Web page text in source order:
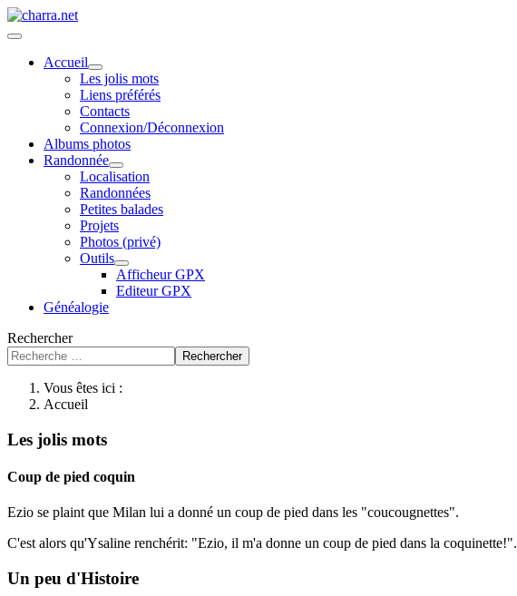
Accueil
Les jolis mots
Liens préférés
Contacts
Connexion/Déconnexion
Albums photos
Randonnée
Localisation
Randonnées
Petites balades
Projets
Photos (privé)
Outils
Afficheur GPX
Editeur GPX
Généalogie
Rechercher
Rechercher
Vous êtes ici :
Accueil
Les jolis mots
Coup de pied coquin
Ezio se plaint que Milan lui a donné un coup de pied dans les "coucougnettes".
C'est alors qu'Ysaline renchérit: "Ezio, il m'a donne un coup de pied dans la coquinette!".
Un peu d'Histoire